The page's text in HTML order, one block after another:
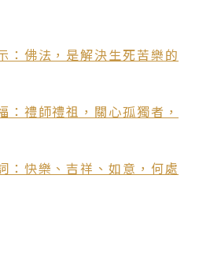
：佛法，是解決生死苦樂的
：禮師禮祖，關心孤獨者，
：快樂、吉祥、如意，何處